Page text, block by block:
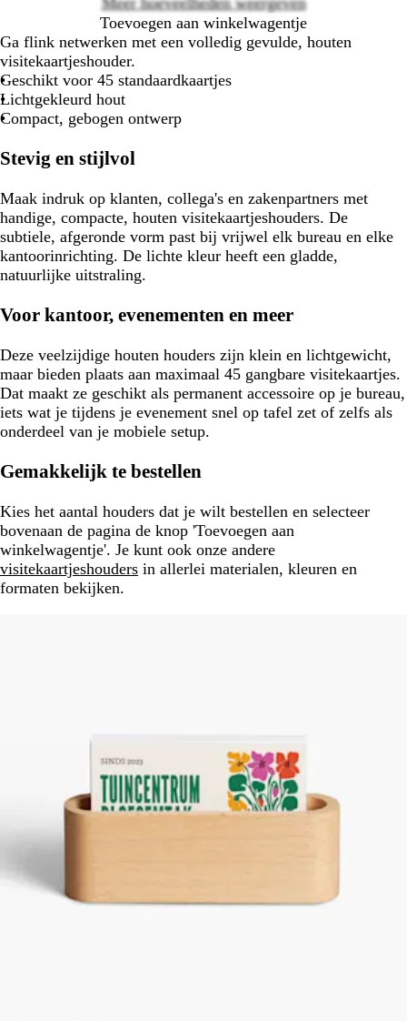
Toevoegen aan winkelwagentje
Ga flink netwerken met een volledig gevulde, houten
visitekaartjeshouder.
Geschikt voor 45 standaardkaartjes
Lichtgekleurd hout
Compact, gebogen ontwerp
Stevig en stijlvol
Maak indruk op klanten, collega's en zakenpartners met
handige, compacte, houten visitekaartjeshouders. De
subtiele, afgeronde vorm past bij vrijwel elk bureau en elke
kantoorinrichting. De lichte kleur heeft een gladde,
natuurlijke uitstraling.
Voor kantoor, evenementen en meer
Deze veelzijdige houten houders zijn klein en lichtgewicht,
maar bieden plaats aan maximaal 45 gangbare visitekaartjes.
Dat maakt ze geschikt als permanent accessoire op je bureau,
iets wat je tijdens je evenement snel op tafel zet of zelfs als
onderdeel van je mobiele setup.
Gemakkelijk te bestellen
Kies het aantal houders dat je wilt bestellen en selecteer
bovenaan de pagina de knop 'Toevoegen aan
winkelwagentje'. Je kunt ook onze andere
visitekaartjeshouders in allerlei materialen, kleuren en
formaten bekijken.